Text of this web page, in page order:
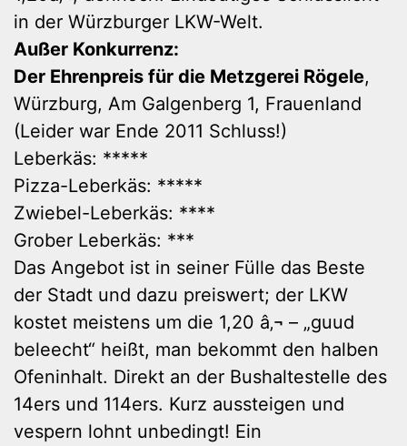
in der Würzburger LKW-Welt.
Außer Konkurrenz:
Der Ehrenpreis für die Metzgerei Rögele,
Würzburg, Am Galgenberg 1, Frauenland
(Leider war Ende 2011 Schluss!)
Leberkäs: *****
Pizza-Leberkäs: *****
Zwiebel-Leberkäs: ****
Grober Leberkäs: ***
Das Angebot ist in seiner Fülle das Beste
der Stadt und dazu preiswert; der LKW
kostet meistens um die 1,20 â‚¬ – „guud
beleecht“ heißt, man bekommt den halben
Ofeninhalt. Direkt an der Bushaltestelle des
14ers und 114ers. Kurz aussteigen und
vespern lohnt unbedingt! Ein